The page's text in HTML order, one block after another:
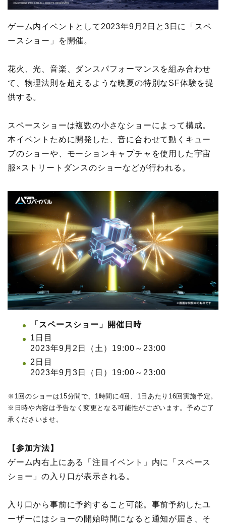
ゲーム内イベントとして2023年9月2日と3日に「スペ
ースショー」を開催。
花火、光、音楽、ダンスパフォーマンスを組み合わせ
て、物理法則を超えるような晩夏の特別なSF体験を提
供する。
スペースショーは複数の小さなショーによって構成。
本イベントために開発した、音に合わせて動くキュー
ブのショーや、モーションキャプチャを使用した宇宙
服×ストリートダンスのショーなどが行われる。
「スペースショー」開催日時
1日目
2023年9月2日（土）19:00～23:00
2日目
2023年9月3日（日）19:00～23:00
※1回のショーは15分間で、1時間に4回、1日あたり16回実施予定。
※日時や内容は予告なく変更となる可能性がございます。予めご了
承くださいませ。
【参加方法】
ゲーム内右上にある「注目イベント」内に「スペース
ショー」の入り口が表示される。
入り口から事前に予約すること可能。事前予約したユ
ーザーにはショーの開始時間になると通知が届き、そ